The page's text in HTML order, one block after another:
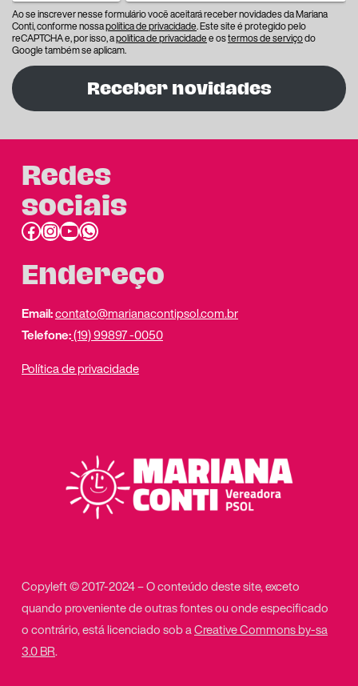
Ao se inscrever nesse formulário você aceitará receber novidades da Mariana
Conti, conforme nossapolítica de privacidade. Este site é protegido pelo
reCAPTCHA e, por isso, apolítica de privacidadee ostermos de serviçodo
Google também se aplicam.
Receber novidades
Redes
sociais
Facebook InstagramYoutube link do whatsapp
Endereço
Email:contato@marianacontipsol.com.br
Telefone:(19) 99897 -0050
Política de privacidade
Copyleft © 2017-2024 – O conteúdo deste site, exceto
quando proveniente de outras fontes ou onde especificado
o contrário, está licenciado sob aCreative Commons by-sa
3.0 BR.